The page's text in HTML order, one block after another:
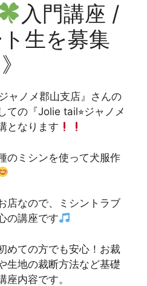
入門講座 /
生を募集
ャノメ郡山支店』さんの
ての『Jolie tail⭐︎ジャノメ
となります
のミシンを使って犬服作
店なので、ミシントラブ
の講座です
めての方でも安心！お裁
生地の裁断方法など基礎
座内容です。